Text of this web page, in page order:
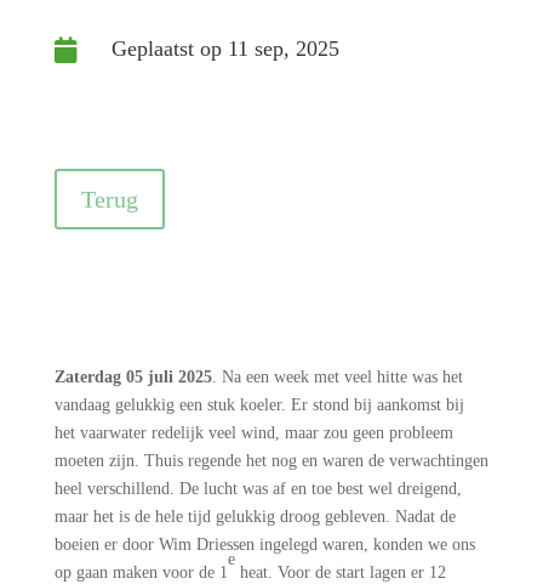
 Geplaatst op 11 sep, 2025
Terug
Zaterdag 05 juli 2025. Na een week met veel hitte was het
vandaag gelukkig een stuk koeler. Er stond bij aankomst bij
het vaarwater redelijk veel wind, maar zou geen probleem
moeten zijn. Thuis regende het nog en waren de verwachtingen
heel verschillend. De lucht was af en toe best wel dreigend,
maar het is de hele tijd gelukkig droog gebleven. Nadat de
boeien er door Wim Driessen ingelegd waren, konden we ons
op gaan maken voor de 1
e
heat. Voor de start lagen er 12